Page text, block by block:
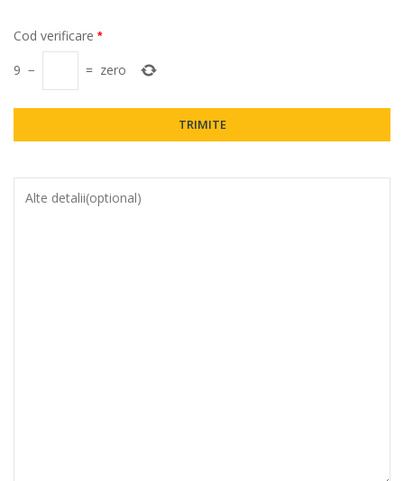
Cod verificare *
9 − = zero